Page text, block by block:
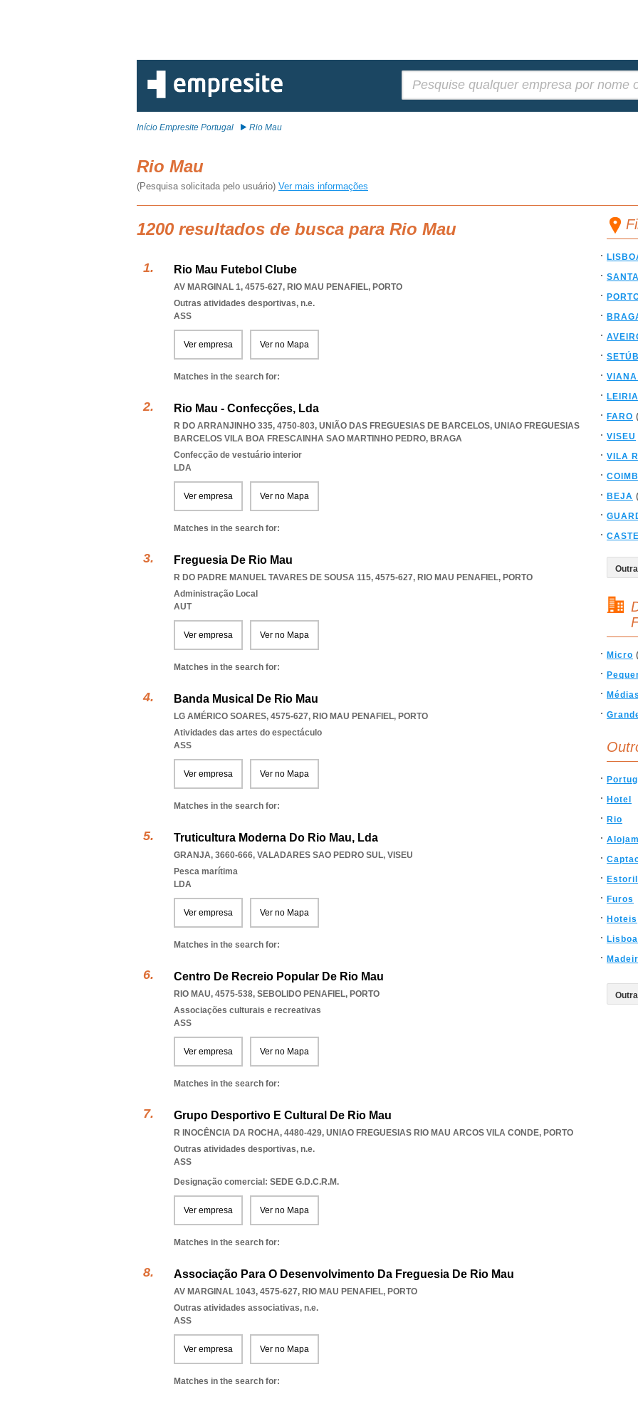
Início Empresite Portugal Rio Mau
Rio Mau
(Pesquisa solicitada pelo usuário) Ver mais informações
1200 resultados de busca para Rio Mau
Rio Mau Futebol Clube
AV MARGINAL 1, 4575-627, RIO MAU PENAFIEL, PORTO
Outras atividades desportivas, n.e.
ASS
Ver empresa Ver no Mapa
Matches in the search for:
Rio Mau - Confecções, Lda
R DO ARRANJINHO 335, 4750-803, UNIÃO DAS FREGUESIAS DE BARCELOS, UNIAO FREGUESIAS
BARCELOS VILA BOA FRESCAINHA SAO MARTINHO PEDRO, BRAGA
Confecção de vestuário interior
LDA
Ver empresa Ver no Mapa
Matches in the search for:
Freguesia De Rio Mau
R DO PADRE MANUEL TAVARES DE SOUSA 115, 4575-627, RIO MAU PENAFIEL, PORTO
Administração Local
AUT
Ver empresa Ver no Mapa
Matches in the search for:
Banda Musical De Rio Mau
LG AMÉRICO SOARES, 4575-627, RIO MAU PENAFIEL, PORTO
Atividades das artes do espectáculo
ASS
Ver empresa Ver no Mapa
Matches in the search for:
Truticultura Moderna Do Rio Mau, Lda
GRANJA, 3660-666, VALADARES SAO PEDRO SUL, VISEU
Pesca marítima
LDA
Ver empresa Ver no Mapa
Matches in the search for:
Centro De Recreio Popular De Rio Mau
RIO MAU, 4575-538, SEBOLIDO PENAFIEL, PORTO
Associações culturais e recreativas
ASS
Ver empresa Ver no Mapa
Matches in the search for:
Grupo Desportivo E Cultural De Rio Mau
R INOCÊNCIA DA ROCHA, 4480-429, UNIAO FREGUESIAS RIO MAU ARCOS VILA CONDE, PORTO
Outras atividades desportivas, n.e.
ASS
Designação comercial: SEDE G.D.C.R.M.
Ver empresa Ver no Mapa
Matches in the search for:
Associação Para O Desenvolvimento Da Freguesia De Rio Mau
AV MARGINAL 1043, 4575-627, RIO MAU PENAFIEL, PORTO
Outras atividades associativas, n.e.
ASS
Ver empresa Ver no Mapa
Matches in the search for:
LEIRIA
FARO
VISEU
VILA
BEJA
Micro
Hotel
Rio
Estoril
Furos
Hoteis
Lisboa